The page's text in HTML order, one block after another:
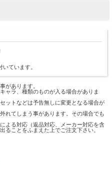
ています。
があります。
ャラ、種類のものが入る場合がありま
ットなどは予告無しに変更となる場合が
れてしまう事があります。その場合でも
よる対応（返品対応、メーカー対応を含
ることをふまえた上でご注文下さい。